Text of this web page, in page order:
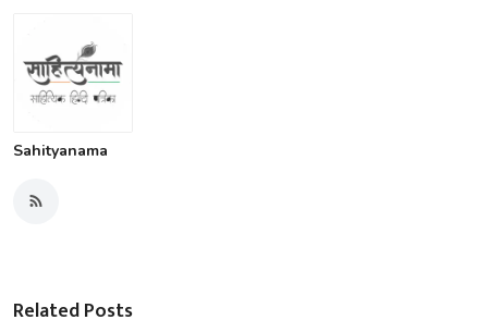
Sahityanama
Related Posts